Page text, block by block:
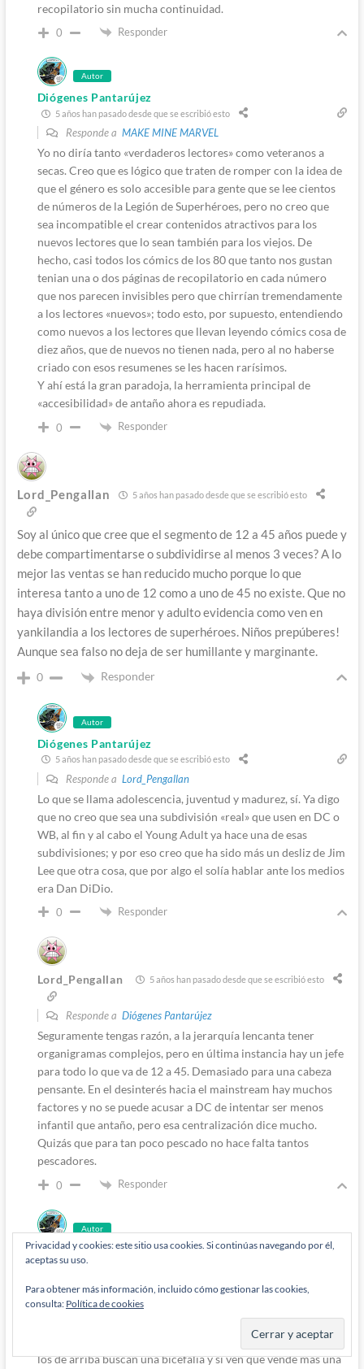
recopilatorio sin mucha continuidad.
0 Responder
Autor
Diógenes Pantarújez
5 años han pasado desde que se escribió esto
Responde a MAKE MINE MARVEL
Yo no diría tanto «verdaderos lectores» como veteranos a
secas. Creo que es lógico que traten de romper con la idea de
que el género es solo accesible para gente que se lee cientos
de números de la Legión de Superhéroes, pero no creo que
sea incompatible el crear contenidos atractivos para los
nuevos lectores que lo sean también para los viejos. De
hecho, casi todos los cómics de los 80 que tanto nos gustan
tenian una o dos páginas de recopilatorio en cada número
que nos parecen invisibles pero que chirrían tremendamente
a los lectores «nuevos»; todo esto, por supuesto, entendiendo
como nuevos a los lectores que llevan leyendo cómics cosa de
diez años, que de nuevos no tienen nada, pero al no haberse
criado con esos resumenes se les hacen rarísimos.
Y ahí está la gran paradoja, la herramienta principal de
«accesibilidad» de antaño ahora es repudiada.
0 Responder
Lord_Pengallan 5 años han pasado desde que se escribió esto
Soy al único que cree que el segmento de 12 a 45 años puede y
debe compartimentarse o subdividirse al menos 3 veces? A lo
mejor las ventas se han reducido mucho porque lo que
interesa tanto a uno de 12 como a uno de 45 no existe. Que no
haya división entre menor y adulto evidencia como ven en
yankilandia a los lectores de superhéroes. Niños prepúberes!
Aunque sea falso no deja de ser humillante y marginante.
0 Responder
Autor
Diógenes Pantarújez
5 años han pasado desde que se escribió esto
Responde a Lord_Pengallan
Lo que se llama adolescencia, juventud y madurez, sí. Ya digo
que no creo que sea una subdivisión «real» que usen en DC o
WB, al fin y al cabo el Young Adult ya hace una de esas
subdivisiones; y por eso creo que ha sido más un desliz de Jim
Lee que otra cosa, que por algo el solía hablar ante los medios
era Dan DiDio.
0 Responder
Lord_Pengallan 5 años han pasado desde que se escribió esto
Responde a Diógenes Pantarújez
Seguramente tengas razón, a la jerarquía lencanta tener
organigramas complejos, pero en última instancia hay un jefe
para todo lo que va de 12 a 45. Demasiado para una cabeza
pensante. En el desinterés hacia el mainstream hay muchos
factores y no se puede acusar a DC de intentar ser menos
infantil que antaño, pero esa centralización dice mucho.
Quizás que para tan poco pescado no hace falta tantos
pescadores.
0 Responder
Autor
Diógenes Pantarújez
5 años han pasado desde que se escribió esto
Responde aLord_Pengallan
Podríamos dejarlo en que antes tenían un EiC para todas las
líneas y ahora uno solo para el contenido infantil/juvenil. Si es
que encima están usando dos distribuidoras a la vez, lo mismo
los de arriba buscan una bicefalia y si ven que vende más una
Privacidad y cookies: este sitio usa cookies. Si continúas navegando por él,
aceptas su uso.
Para obtener más información, incluido cómo gestionar las cookies,
consulta: Política de cookies